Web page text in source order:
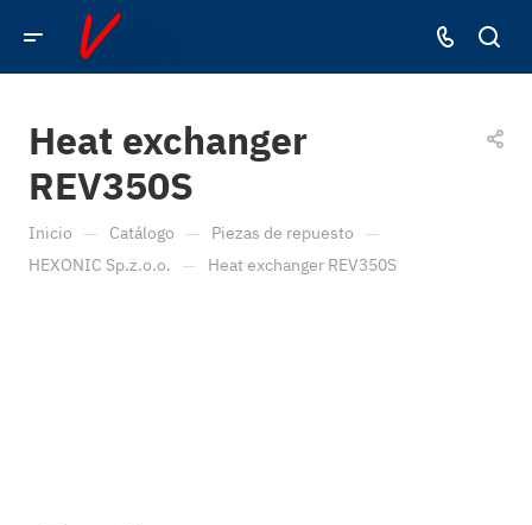
Heat exchanger
REV350S
Inicio — Catálogo — Piezas de repuesto —
HEXONIC Sp.z.o.o. — Heat exchanger REV350S